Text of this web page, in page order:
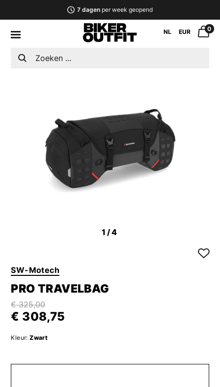
7 dagenper week geopend
NL EUR 0
1 /4
SW-Motech
PRO TRAVELBAG
€ 325,00
€ 308,75
Kleur: Zwart